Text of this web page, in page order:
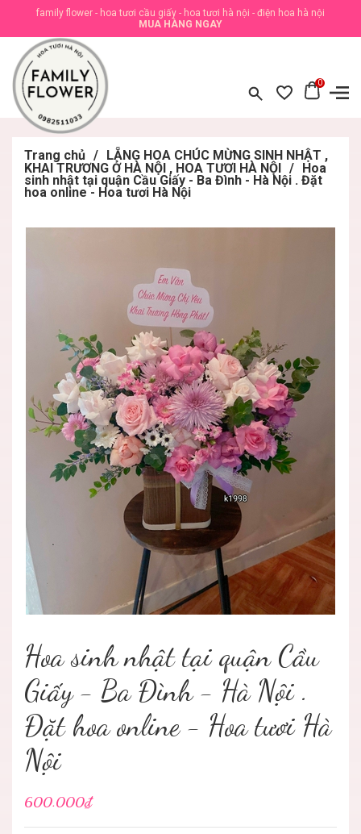
family flower - hoa tươi cầu giấy - hoa tươi hà nội - điện hoa hà nội
MUA HÀNG NGAY
0
Trang chủ / LẴNG HOA CHÚC MỪNG SINH NHẬT ,
KHAI TRƯƠNG Ở HÀ NỘI , HOA TƯƠI HÀ NỘI / Hoa
sinh nhật tại quận Cầu Giấy - Ba Đình - Hà Nội . Đặt
hoa online - Hoa tươi Hà Nội
Hoa sinh nhật tại quận Cầu
Giấy - Ba Đình - Hà Nội .
Đặt hoa online - Hoa tươi Hà
Nội
600.000₫